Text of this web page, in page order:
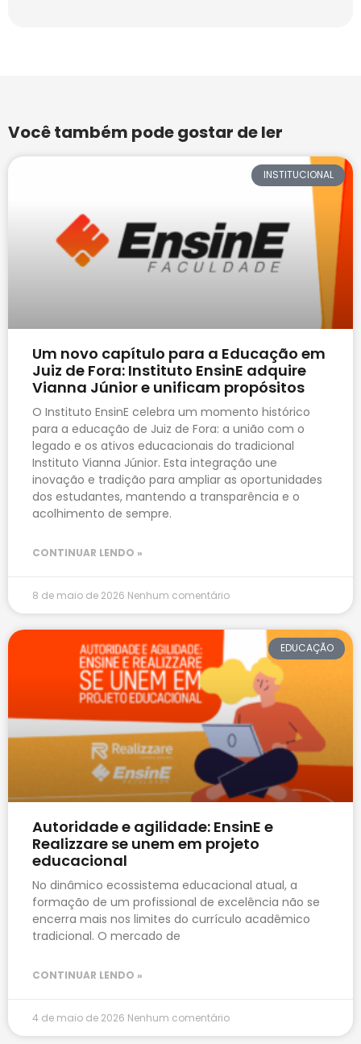
Você também pode gostar de ler
INSTITUCIONAL
Um novo capítulo para a Educação em
Juiz de Fora: Instituto EnsinE adquire
Vianna Júnior e unificam propósitos
O Instituto EnsinE celebra um momento histórico
para a educação de Juiz de Fora: a união com o
legado e os ativos educacionais do tradicional
Instituto Vianna Júnior. Esta integração une
inovação e tradição para ampliar as oportunidades
dos estudantes, mantendo a transparência e o
acolhimento de sempre.
CONTINUAR LENDO »
8 de maio de 2026 Nenhum comentário
EDUCAÇÃO
Autoridade e agilidade: EnsinE e
Realizzare se unem em projeto
educacional
No dinâmico ecossistema educacional atual, a
formação de um profissional de excelência não se
encerra mais nos limites do currículo acadêmico
tradicional. O mercado de
CONTINUAR LENDO »
4 de maio de 2026 Nenhum comentário